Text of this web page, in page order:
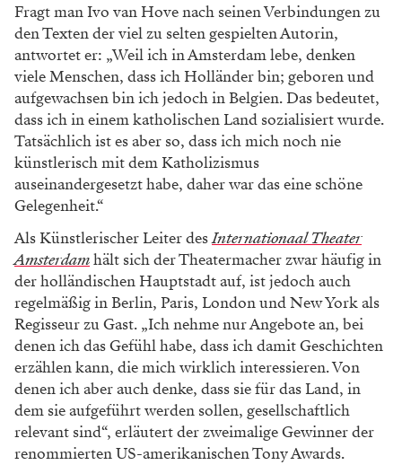
Fragt man Ivo van Hove nach seinen Verbindungen zu
den Texten der viel zu selten gespielten Autorin,
antwortet er: „Weil ich in Amsterdam lebe, denken
viele Menschen, dass ich Holländer bin; geboren und
aufgewachsen bin ich jedoch in Belgien. Das bedeutet,
dass ich in einem katholischen Land sozialisiert wurde.
Tatsächlich ist es aber so, dass ich mich noch nie
künstlerisch mit dem Katholizismus
auseinandergesetzt habe, daher war das eine schöne
Gelegenheit.“
Als Künstlerischer Leiter desInternationaal Theater
Amsterdamhält sich der Theatermacher zwar häufig in
der holländischen Hauptstadt auf, ist jedoch auch
regelmäßig in Berlin, Paris, London und New York als
Regisseur zu Gast. „Ich nehme nur Angebote an, bei
denen ich das Gefühl habe, dass ich damit Geschichten
erzählen kann, die mich wirklich interessieren. Von
denen ich aber auch denke, dass sie für das Land, in
dem sie aufgeführt werden sollen, gesellschaftlich
relevant sind“, erläutert der zweimalige Gewinner der
renommierten US-amerikanischen Tony Awards.